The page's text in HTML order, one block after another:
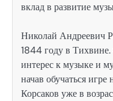
вклад в развитие
Николай Андреевич
1844 году в
интерес к музыке и
начав обучаться
Корсаков уже в